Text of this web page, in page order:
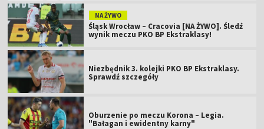
NA ŻYWO
Śląsk Wrocław – Cracovia [NA ŻYWO]. Śledź
wynik meczu PKO BP Ekstraklasy!
Niezbędnik 3. kolejki PKO BP Ekstraklasy.
Sprawdź szczegóły
Oburzenie po meczu Korona – Legia.
"Bałagan i ewidentny karny"